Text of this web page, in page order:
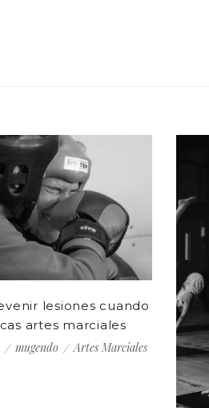
lesiones cuando
artes marciales
mugendo Artes Marciales